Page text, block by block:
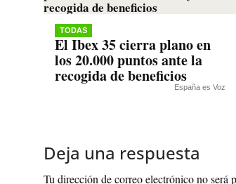
TODAS
El Ibex 35 cierra plano en
los 20.000 puntos ante la
recogida de beneficios
España es Voz
Deja una respuesta
Tu dirección de correo electrónico no será